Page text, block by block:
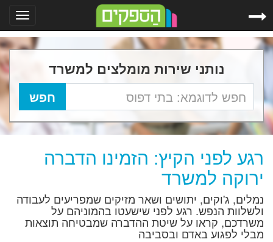
נותני שירות מומלצים למשרד
רגע לפני הקיץ: הזמינו הדברה
ירוקה למשרד
נמלים, ג'וקים, יתושים ושאר מזיקים שמפריעים לעבודה
ולשלוות הנפש. רגע לפני שישעטו בהמוניהם על
משרדכם, קראו על שיטת ההדברה שמבטיחה תוצאות
מבלי לפגוע באדם ובסביבה